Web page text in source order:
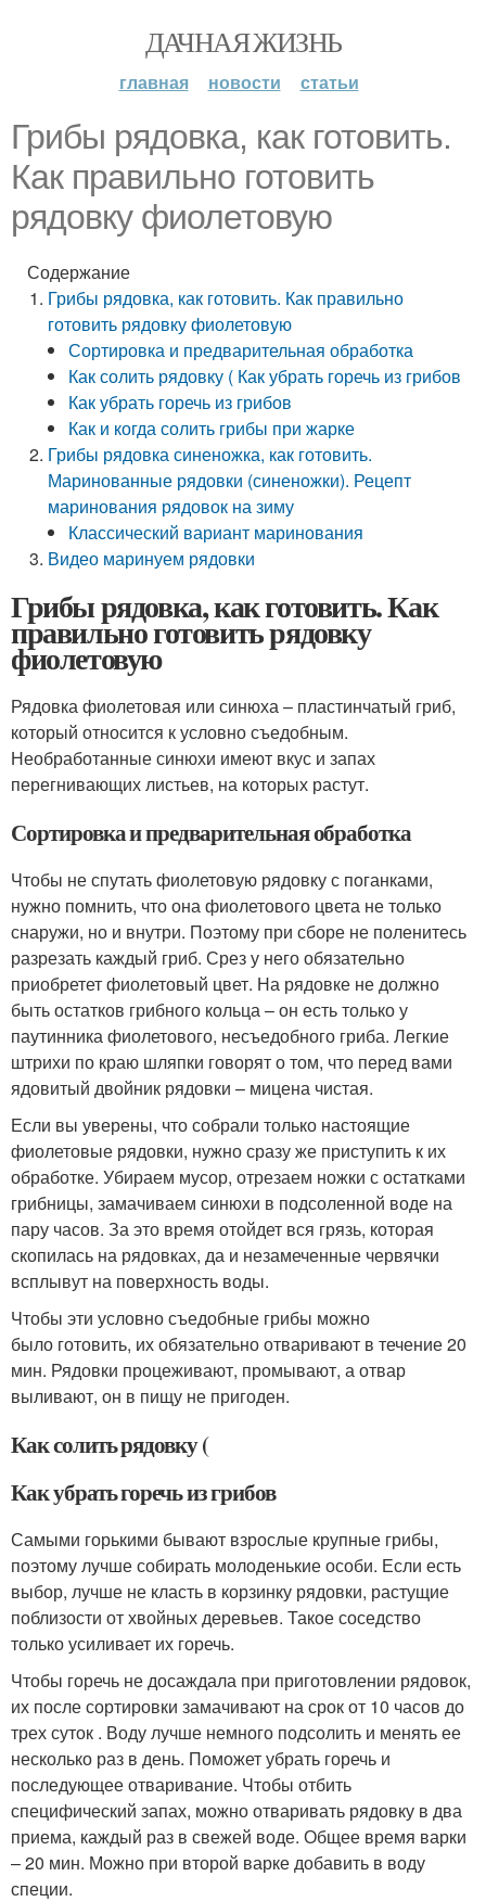
ДАЧНАЯ ЖИЗНЬ
главная новости статьи
Грибы рядовка, как готовить.
Как правильно готовить
рядовку фиолетовую
Содержание
Грибы рядовка, как готовить. Как правильно
готовить рядовку фиолетовую
Сортировка и предварительная обработка
Как солить рядовку ( Как убрать горечь из грибов
Как убрать горечь из грибов
Как и когда солить грибы при жарке
Грибы рядовка синеножка, как готовить.
Маринованные рядовки (синеножки). Рецепт
маринования рядовок на зиму
Классический вариант маринования
Видео маринуем рядовки
Грибы рядовка, как готовить. Как
правильно готовить рядовку
фиолетовую
Рядовка фиолетовая или синюха – пластинчатый гриб,
который относится к условно съедобным.
Необработанные синюхи имеют вкус и запах
перегнивающих листьев, на которых растут.
Сортировка и предварительная обработка
Чтобы не спутать фиолетовую рядовку с поганками,
нужно помнить, что она фиолетового цвета не только
снаружи, но и внутри. Поэтому при сборе не поленитесь
разрезать каждый гриб. Срез у него обязательно
приобретет фиолетовый цвет. На рядовке не должно
быть остатков грибного кольца – он есть только у
паутинника фиолетового, несъедобного гриба. Легкие
штрихи по краю шляпки говорят о том, что перед вами
ядовитый двойник рядовки – мицена чистая.
Если вы уверены, что собрали только настоящие
фиолетовые рядовки, нужно сразу же приступить к их
обработке. Убираем мусор, отрезаем ножки с остатками
грибницы, замачиваем синюхи в подсоленной воде на
пару часов. За это время отойдет вся грязь, которая
скопилась на рядовках, да и незамеченные червячки
всплывут на поверхность воды.
Чтобы эти условно съедобные грибы можно
было готовить, их обязательно отваривают в течение 20
мин. Рядовки процеживают, промывают, а отвар
выливают, он в пищу не пригоден.
Как солить рядовку (
Как убрать горечь из грибов
Самыми горькими бывают взрослые крупные грибы,
поэтому лучше собирать молоденькие особи. Если есть
выбор, лучше не класть в корзинку рядовки, растущие
поблизости от хвойных деревьев. Такое соседство
только усиливает их горечь.
Чтобы горечь не досаждала при приготовлении рядовок,
их после сортировки замачивают на срок от 10 часов до
трех суток . Воду лучше немного подсолить и менять ее
несколько раз в день. Поможет убрать горечь и
последующее отваривание. Чтобы отбить
специфический запах, можно отваривать рядовку в два
приема, каждый раз в свежей воде. Общее время варки
– 20 мин. Можно при второй варке добавить в воду
специи.